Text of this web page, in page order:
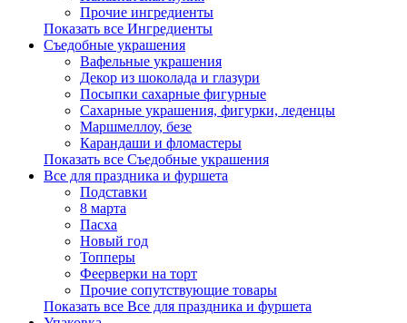
Прочие ингредиенты
Показать все Ингредиенты
Съедобные украшения
Вафельные украшения
Декор из шоколада и глазури
Посыпки сахарные фигурные
Сахарные украшения, фигурки, леденцы
Маршмеллоу, безе
Карандаши и фломастеры
Показать все Съедобные украшения
Все для праздника и фуршета
Подставки
8 марта
Пасха
Новый год
Топперы
Феерверки на торт
Прочие сопутствующие товары
Показать все Все для праздника и фуршета